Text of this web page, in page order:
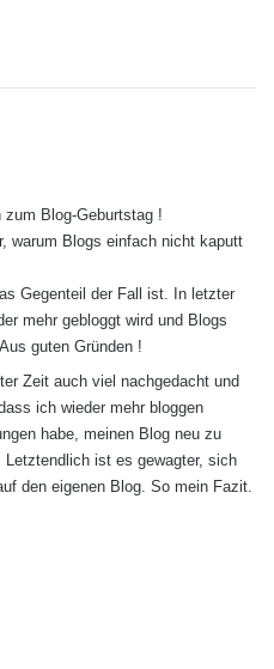
Blog-Geburtstag !
warum Blogs einfach nicht kaputt
Gegenteil der Fall ist. In letzter
mehr gebloggt wird und Blogs
guten Gründen !
Zeit auch viel nachgedacht und
ich wieder mehr bloggen
habe, meinen Blog neu zu
ist es gewagter, sich
den eigenen Blog. So mein Fazit.